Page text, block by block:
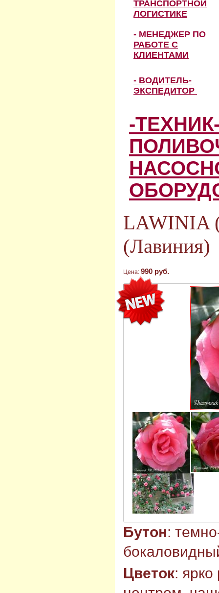
ТРАНСПОРТНОЙ
ЛОГИСТИКЕ
- МЕНЕДЖЕР ПО
РАБОТЕ С
КЛИЕНТАМИ
- ВОДИТЕЛЬ-
ЭКСПЕДИТОР
-
LAWINIA
(Лавиния)
Цена: 990 руб.
Бутон:
Цветок: